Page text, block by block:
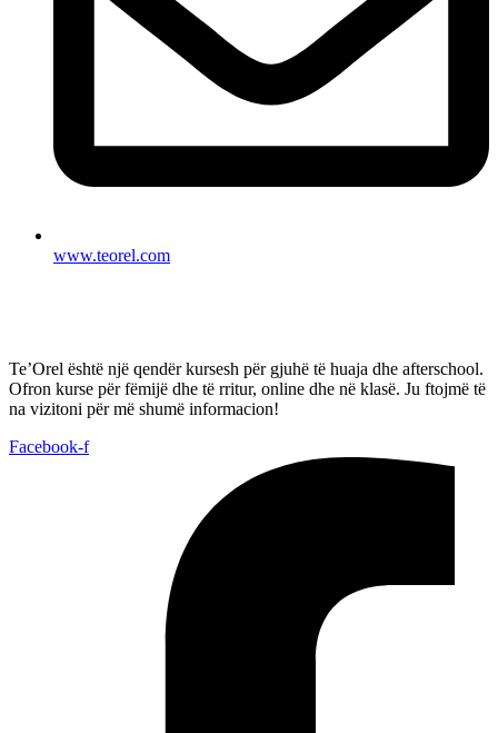
www.teorel.com
Te’Orel është një qendër kursesh për gjuhë të huaja dhe afterschool.
Ofron kurse për fëmijë dhe të rritur, online dhe në klasë. Ju ftojmë të
na vizitoni për më shumë informacion!
Facebook-f